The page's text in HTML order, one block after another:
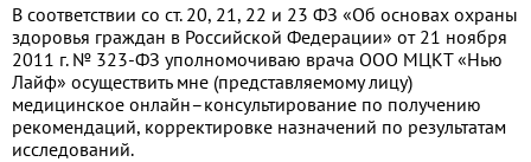
В соответствии со ст. 20, 21, 22 и 23 ФЗ «Об основах охраны
здоровья граждан в Российской Федерации» от 21 ноября
2011 г. № 323-ФЗ уполномочиваю врача ООО МЦКТ «Нью
Лайф» осуществить мне (представляемому лицу)
медицинское онлайн–консультирование по получению
рекомендаций, корректировке назначений по результатам
исследований.